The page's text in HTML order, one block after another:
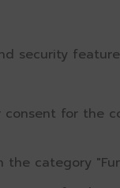
security
consent for the
the category